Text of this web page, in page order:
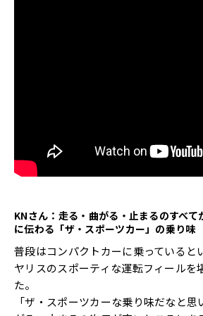
KNさん：走る・曲がる・止まるのすべ
に伝わる「ザ・スポーツカー」の乗り味
普段はコンパクトカーに乗っていると
ヤリスのスポーティな運転フィールを
た。
「ザ・スポーツカーな乗り味だなと